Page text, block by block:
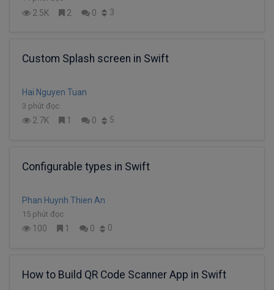
2.5K 2 0 3
Custom Splash screen in Swift
Hai Nguyen Tuan
3 phút đọc
2.7K 1 0 5
Configurable types in Swift
Phan Huynh Thien An
15 phút đọc
100 1 0 0
How to Build QR Code Scanner App in Swift